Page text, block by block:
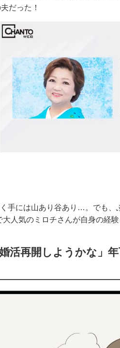
だった！
手には山あり谷あり…。でも、
大人気のミロチさんが自身の経
活再開しようかな」